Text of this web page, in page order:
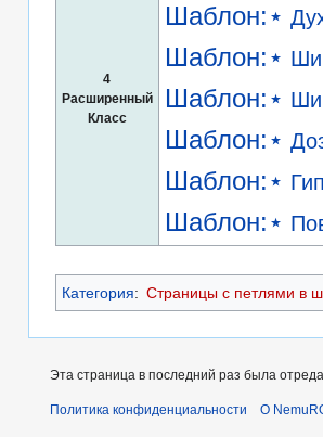
4
Расширенный
Класс
Шаблон:⋆
Шаблон:⋆
Шаблон:⋆
Шаблон:⋆
Шаблон:⋆
Шаблон:⋆
Категория: Страницы с петлями в
Эта страница в последний раз была
Политика конфиденциальности О